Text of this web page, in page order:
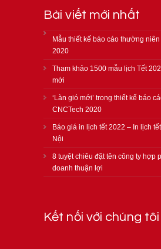
Bài viết mới nhất
Mẫu thiết kế báo cáo thường niên
2020
Tham khảo 1500 mẫu lịch Tết
mới
‘Làn gió mới’ trong thiết kế báo
CNCTech 2020
Báo giá in lịch tết 2022 – In lịch
Nội
8 tuyệt chiêu đặt tên công ty hợp
doanh thuận lợi
Kết nối với chúng tôi